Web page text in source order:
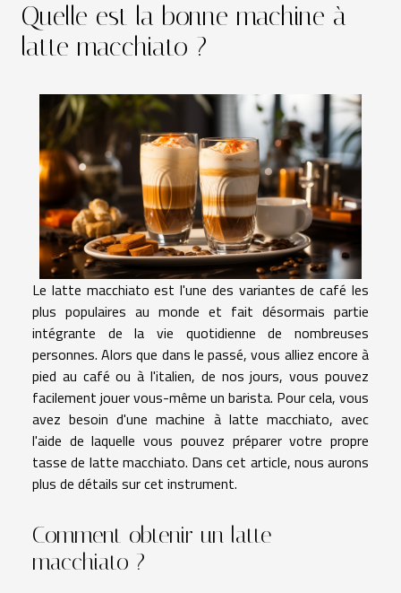
Quelle est la bonne machine à
latte macchiato ?
Le latte macchiato est l'une des variantes de café les
plus populaires au monde et fait désormais partie
intégrante de la vie quotidienne de nombreuses
personnes. Alors que dans le passé, vous alliez encore à
pied au café ou à l'italien, de nos jours, vous pouvez
facilement jouer vous-même un barista. Pour cela, vous
avez besoin d'une machine à latte macchiato, avec
l'aide de laquelle vous pouvez préparer votre propre
tasse de latte macchiato. Dans cet article, nous aurons
plus de détails sur cet instrument.
Comment obtenir un latte
macchiato ?